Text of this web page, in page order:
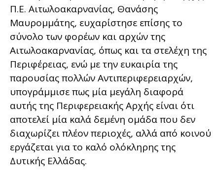
Π.Ε. Αιτωλοακαρνανίας, Θανάσης
Μαυρομμάτης, ευχαρίστησε επίσης το
σύνολο των φορέων και αρχών της
Αιτωλοακαρνανίας, όπως και τα στελέχη της
Περιφέρειας, ενώ με την ευκαιρία της
παρουσίας πολλών Αντιπεριφερειαρχών,
υπογράμμισε πως μία μεγάλη διαφορά
αυτής της Περιφερειακής Αρχής είναι ότι
αποτελεί μία καλά δεμένη ομάδα που δεν
διαχωρίζει πλέον περιοχές, αλλά από κοινού
εργάζεται για το καλό ολόκληρης της
Δυτικής Ελλάδας.